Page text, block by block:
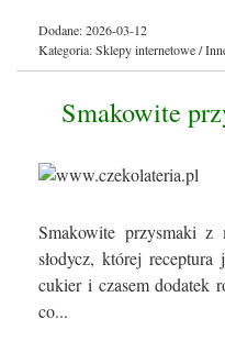
Dodane: 2026-03-12
Kategoria: Sklepy internetowe /
Smakowite
Smakowite przysmaki z
słodycz, której
cukier i czasem dodatek
co...